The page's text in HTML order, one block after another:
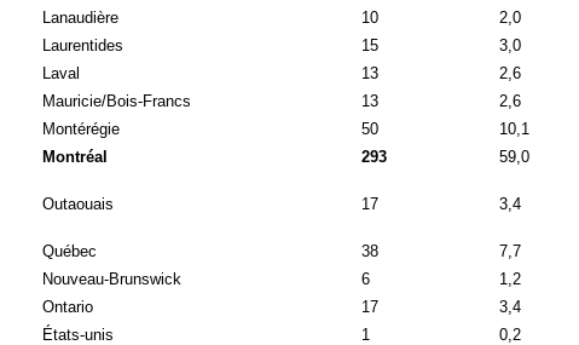
Lanaudière
10
2,0
Laurentides
15
3,0
Laval
13
2,6
Mauricie/Bois-Francs
13
2,6
Montérégie
50
10,1
Montréal
293 59,0
Outaouais 17 3,4
Québec 38
7,7
Nouveau-Brunswick
6
1,2
Ontario
17
3,4
États-unis
1 0,2